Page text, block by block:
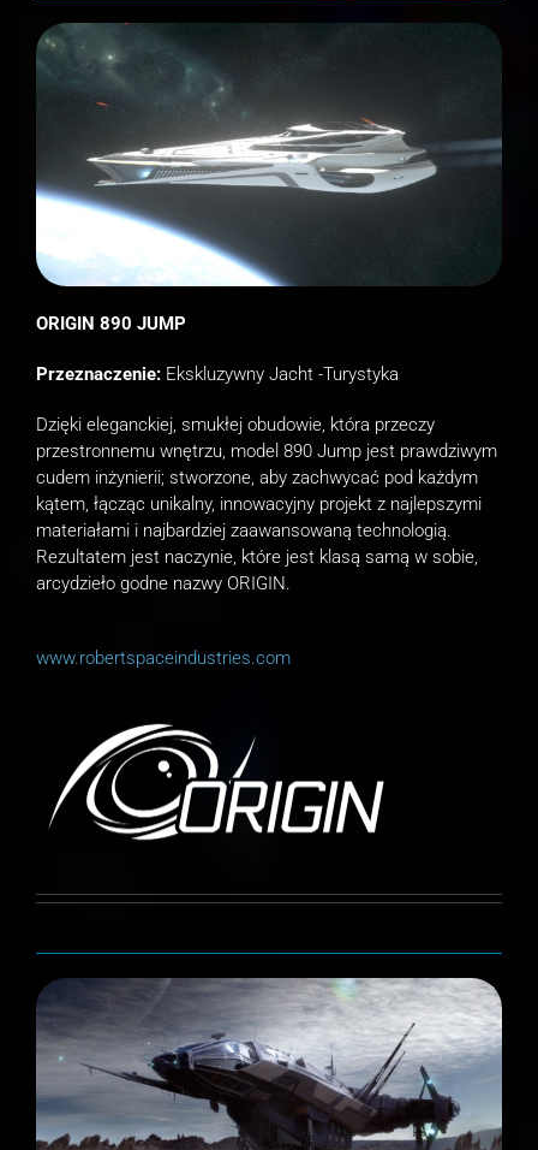
ORIGIN 890 JUMP
Przeznaczenie: Ekskluzywny Jacht -Turystyka
Dzięki eleganckiej, smukłej obudowie, która przeczy
przestronnemu wnętrzu, model 890 Jump jest prawdziwym
cudem inżynierii; stworzone, aby zachwycać pod każdym
kątem, łącząc unikalny, innowacyjny projekt z najlepszymi
materiałami i najbardziej zaawansowaną technologią.
Rezultatem jest naczynie, które jest klasą samą w sobie,
arcydzieło godne nazwy ORIGIN.
www.robertspaceindustries.com